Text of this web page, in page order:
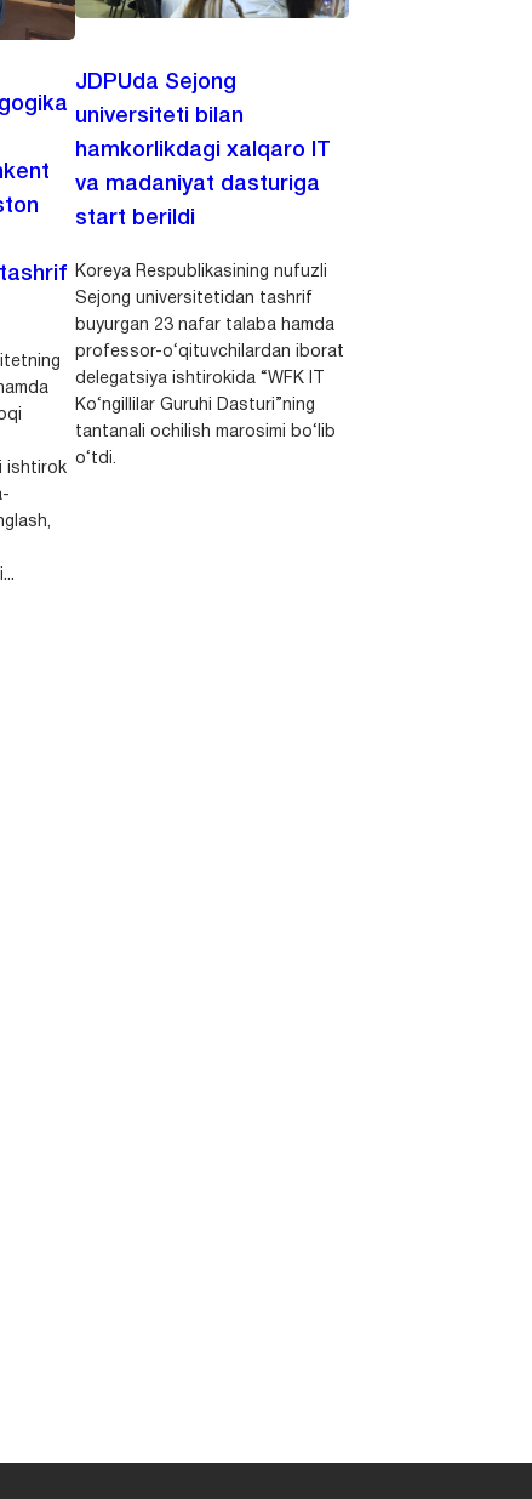
ishtirok
JDPUda Sejong
universiteti bilan
hamkorlikdagi xalqaro IT
va madaniyat dasturiga
start berildi
Koreya Respublikasining nufuzli
Sejong universitetidan tashrif
buyurgan 23 nafar talaba hamda
professor-o‘qituvchilardan iborat
delegatsiya ishtirokida “WFK IT
Ko‘ngillilar Guruhi Dasturi”ning
tantanali ochilish marosimi bo‘lib
o‘tdi.